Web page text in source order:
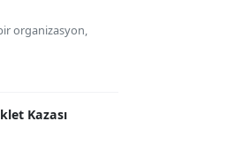
organizasyon,
Kazası